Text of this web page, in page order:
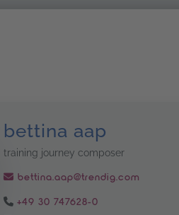
bettina aap
training journey composer
bettina.aap@trendig.com
+49 30 747628-0